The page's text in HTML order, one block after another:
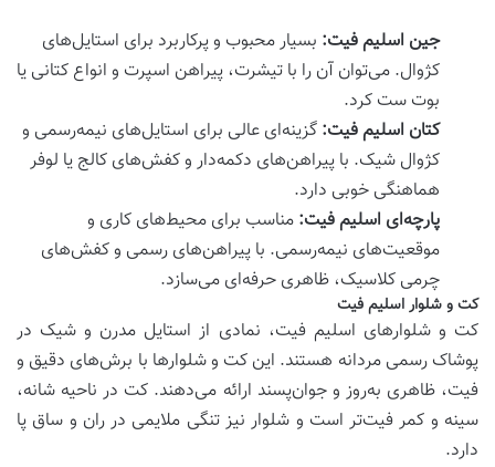
جین اسلیم فیت: بسیار محبوب و پرکاربرد برای استایل‌های
کژوال. می‌توان آن را با تیشرت، پیراهن اسپرت و انواع کتانی یا
بوت ست کرد.
کتان اسلیم فیت: گزینه‌ای عالی برای استایل‌های نیمه‌رسمی و
کژوال شیک. با پیراهن‌های دکمه‌دار و کفش‌های کالج یا لوفر
هماهنگی خوبی دارد.
پارچه‌ای اسلیم فیت: مناسب برای محیط‌های کاری و
موقعیت‌های نیمه‌رسمی. با پیراهن‌های رسمی و کفش‌های
چرمی کلاسیک، ظاهری حرفه‌ای می‌سازد.
کت و شلوار اسلیم فیت
کت و شلوارهای اسلیم فیت، نمادی از استایل مدرن و شیک در
پوشاک رسمی مردانه هستند. این کت و شلوارها با برش‌های دقیق و
فیت، ظاهری به‌روز و جوان‌پسند ارائه می‌دهند. کت در ناحیه شانه،
سینه و کمر فیت‌تر است و شلوار نیز تنگی ملایمی در ران و ساق پا
دارد.